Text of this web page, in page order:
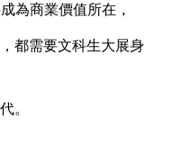
為商業價值所在，
都需要文科生大展身
。